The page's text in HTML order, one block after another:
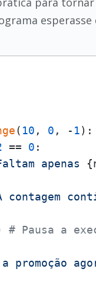
( 10 , 0 , - 1):
== 0 :
apenas
contagem
# Pausa a
promoção